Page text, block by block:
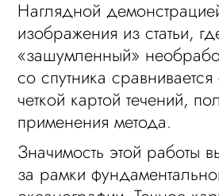
Наглядной
изображения из статьи,
«зашумленный»
со спутника
четкой картой течений,
применения метода.
Значимость этой работы
за рамки